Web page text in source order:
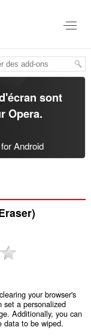
sont
Opera.
Android
your browser's
set a personalized
Additionally, you can
data to be wiped.